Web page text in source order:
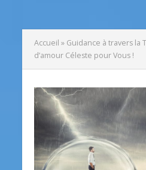
Accueil » Guidance à travers la
d’amour Céleste pour Vous !